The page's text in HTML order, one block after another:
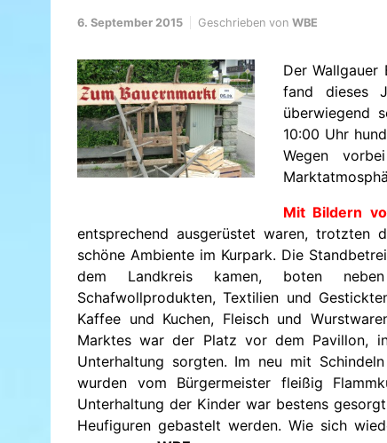
6. September 2015 Geschrieben von WBE
Der
fand dieses
überwiegend
10:00 Uhr
Wegen
Mit Bildern
entsprechend ausgerüstet waren, trotzten
schöne Ambiente im Kurpark. Die
dem Landkreis kamen, boten neben
Schafwollprodukten, Textilien und
Kaffee und Kuchen, Fleisch und
Marktes war der Platz vor dem Pavillon,
Unterhaltung sorgten. Im neu mit
wurden vom Bürgermeister fleißig
Unterhaltung der Kinder war bestens
Heufiguren gebastelt werden. Wie sich